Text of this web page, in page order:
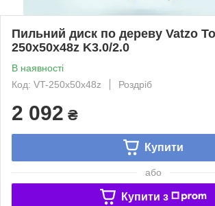
Пильний диск по дереву Vatzo
250x50x48z K3.0/2.0
В наявності
Код: VT-250x50x48z
Роздріб
2 092 ₴
Купити
або
Купити з